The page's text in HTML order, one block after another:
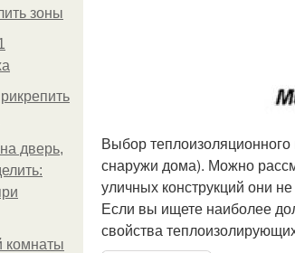
зоны
дверь,
комнаты
Выбор
снаружи дома). Можно
уличных конструкций они
Если вы ищете наиболее
свойства